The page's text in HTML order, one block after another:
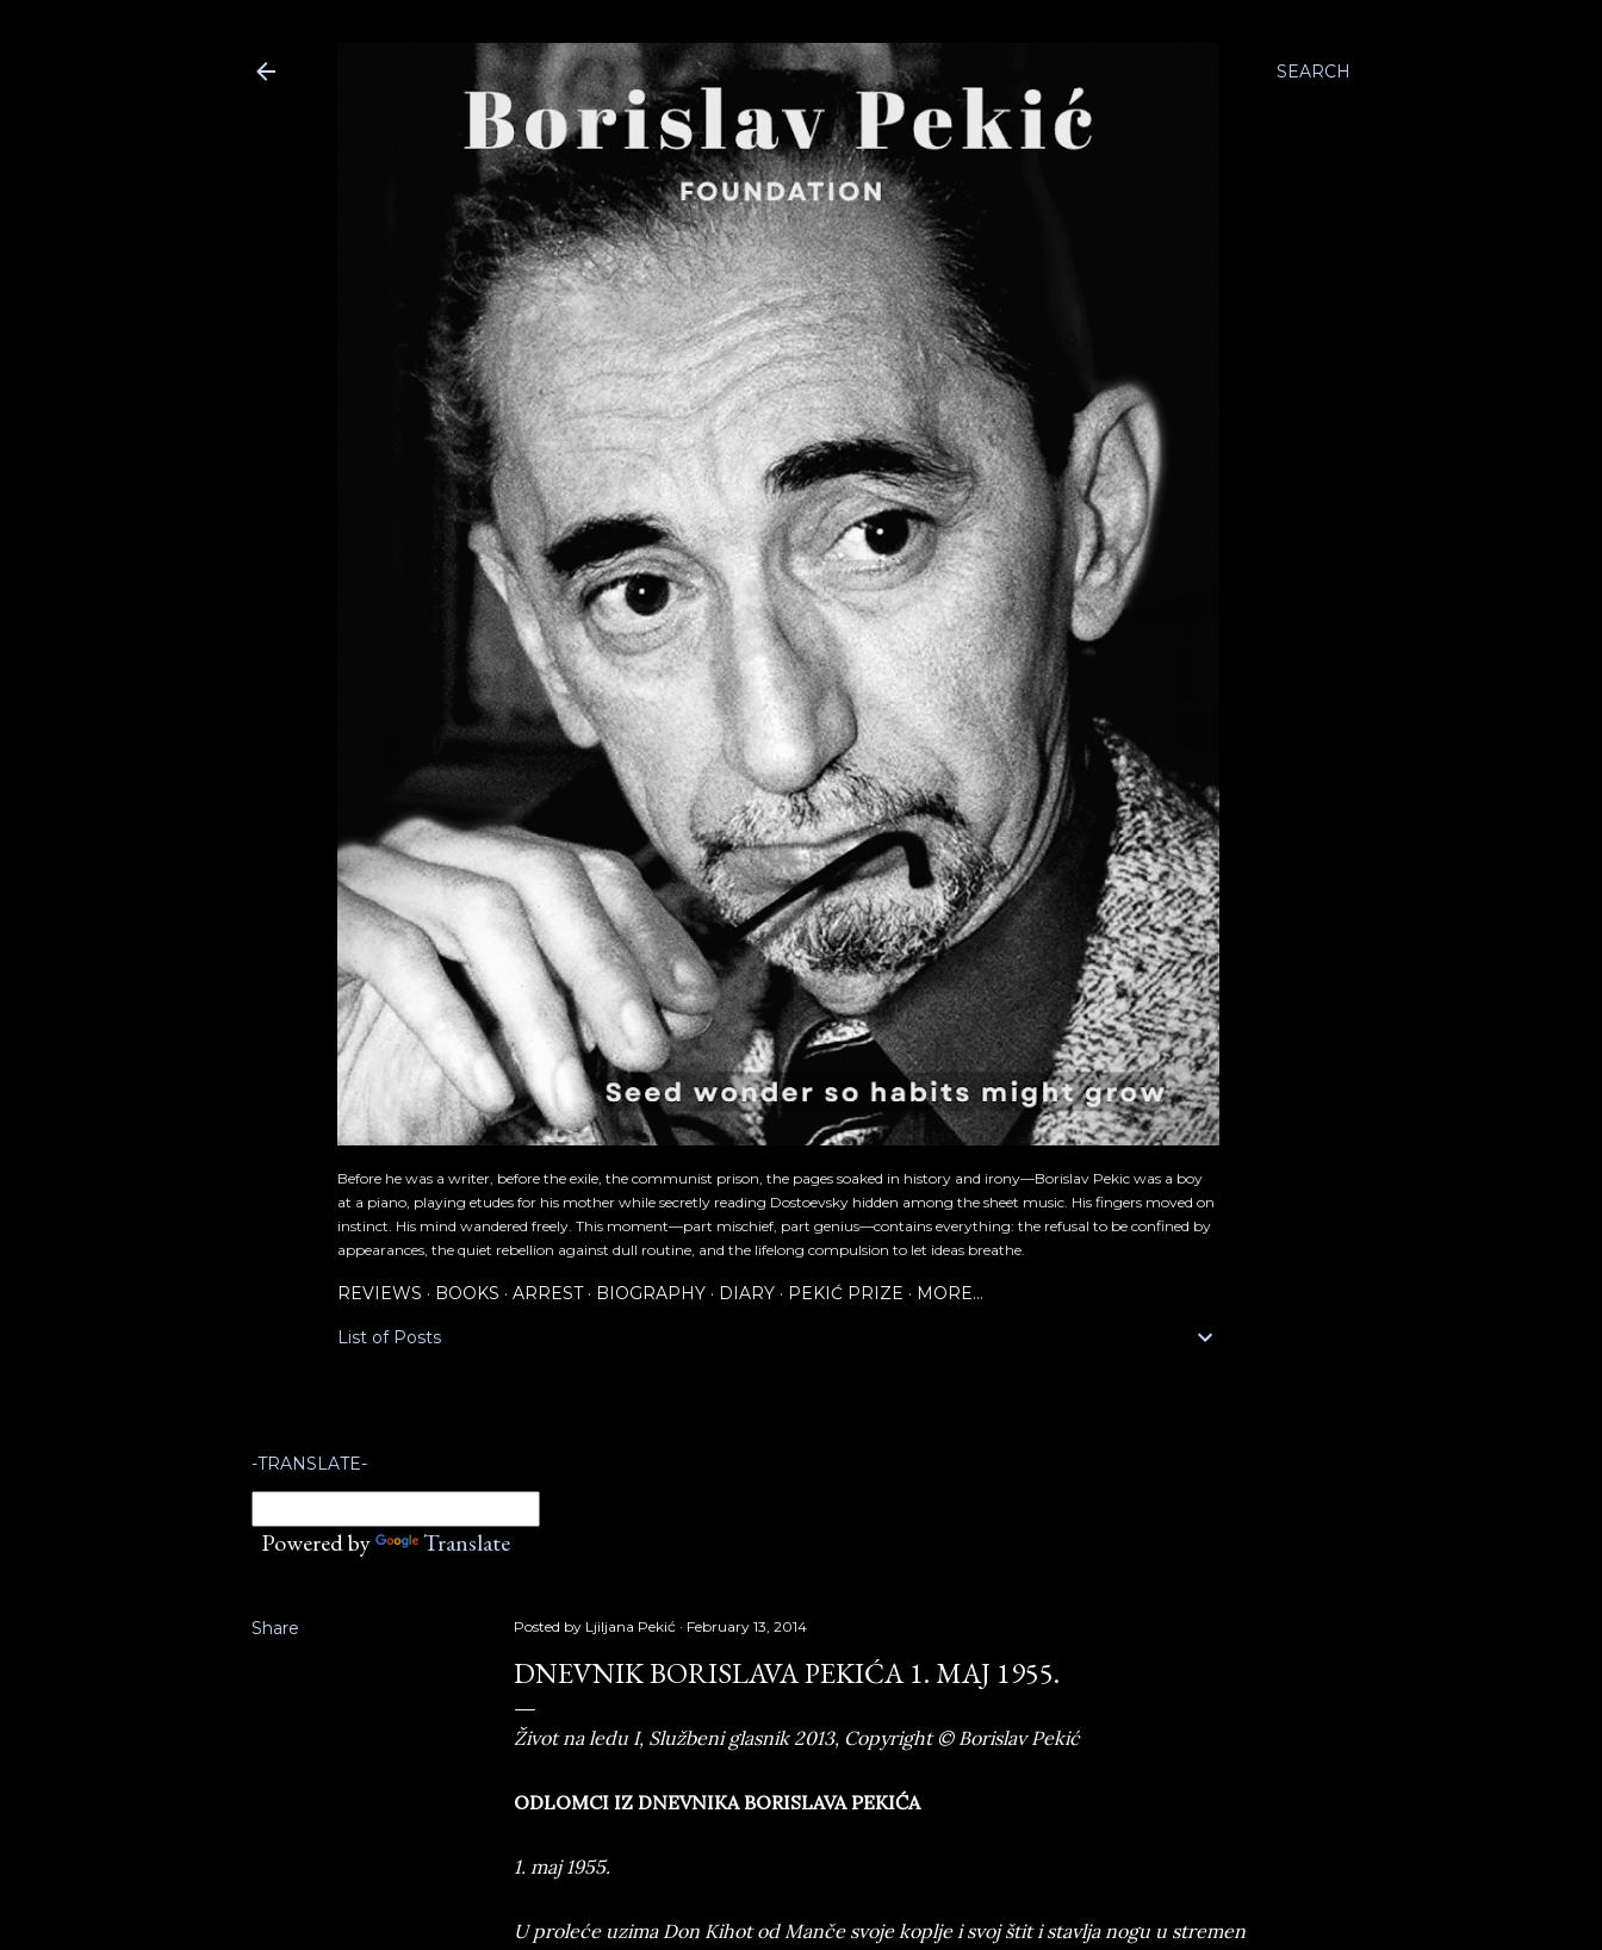
SEARCH
Before he was a writer, before the exile, the communist prison, the pages soaked in history and irony—Borislav Pekic was a boy
at a piano, playing etudes for his mother while secretly reading Dostoevsky hidden among the sheet music. His fingers moved on
instinct. His mind wandered freely. This moment—part mischief, part genius—contains everything: the refusal to be confined by
appearances, the quiet rebellion against dull routine, and the lifelong compulsion to let ideas breathe.
REVIEWS BOOKS ARREST BIOGRAPHY DIARY PEKIĆ PRIZE MORE…
List of Posts
-TRANSLATE-
Powered by Translate
Share Posted by Ljiljana Pekić February 13, 2014
DNEVNIK BORISLAVA PEKIĆA 1. MAJ 1955.
Život na ledu I, Službeni glasnik 2013, Copyright © Borislav Pekić
ODLOMCI IZ DNEVNIKA BORISLAVA PEKIĆA
1. maj 1955.
U proleće uzima Don Kihot od Manče svoje koplje i svoj štit i stavlja nogu u stremen